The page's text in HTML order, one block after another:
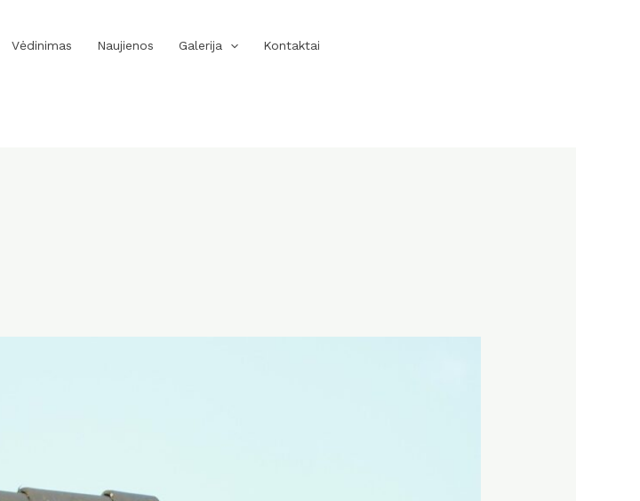
Vėdinimas Naujienos Galerija Kontaktai